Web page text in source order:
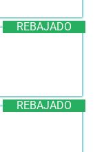
REBAJADO
REBAJADO